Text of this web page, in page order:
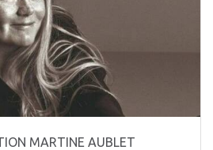
MARTINE AUBLET